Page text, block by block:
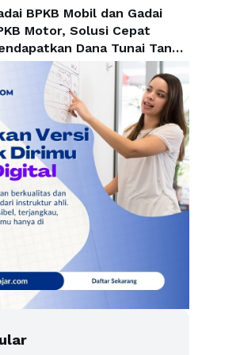
BPKB Mobil dan Gadai
Motor, Solusi Cepat
Dana Tunai Tanpa
Kendaraan